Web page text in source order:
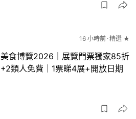
16 小時前 精選 ★
美食博覽2026｜展覽門票獨家85折
+2類人免費｜1票睇4展+開放日期